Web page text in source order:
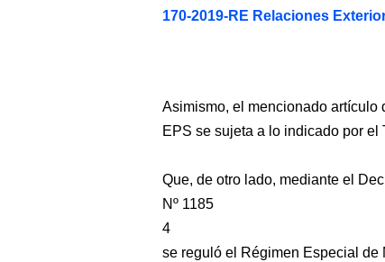
170-2019-RE Relaciones
Asimismo, el mencionado artículo
EPS se sujeta a lo indicado por el
Que, de otro lado, mediante el
Nº 1185
4
se reguló el Régimen Especial de